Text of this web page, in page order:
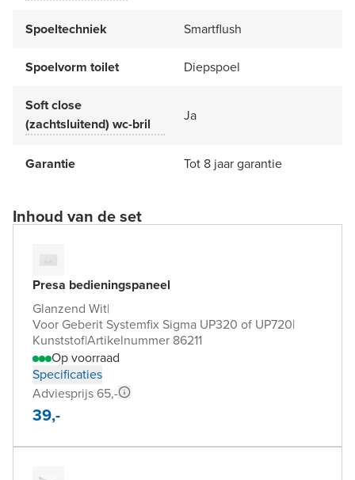
Spoeltechniek Smartflush
Spoelvorm toilet Diepspoel
Soft close
(zachtsluitend) wc-bril
Ja
Garantie Tot 8 jaar garantie
Inhoud van de set
Presa bedieningspaneel
Glanzend Wit|
Voor Geberit Systemfix Sigma UP320 of UP720|
Kunststof|Artikelnummer 86211
Op voorraad
Specificaties
Adviesprijs 65,-
39,-